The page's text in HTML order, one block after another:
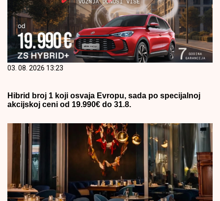
03. 08. 2026 13:23
Hibrid broj 1 koji osvaja Evropu, sada po specijalnoj
akcijskoj ceni od 19.990€ do 31.8.